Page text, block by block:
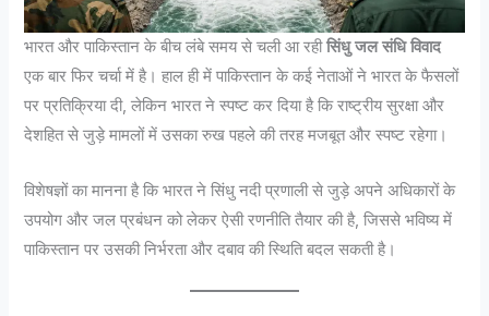
भारत और पाकिस्तान के बीच लंबे समय से चली आ रहीसिंधु जल संधि विवाद
एक बार फिर चर्चा में है। हाल ही में पाकिस्तान के कई नेताओं ने भारत के फैसलों
पर प्रतिक्रिया दी, लेकिन भारत ने स्पष्ट कर दिया है कि राष्ट्रीय सुरक्षा और
देशहित से जुड़े मामलों में उसका रुख पहले की तरह मजबूत और स्पष्ट रहेगा।
विशेषज्ञों का मानना है कि भारत ने सिंधु नदी प्रणाली से जुड़े अपने अधिकारों के
उपयोग और जल प्रबंधन को लेकर ऐसी रणनीति तैयार की है, जिससे भविष्य में
पाकिस्तान पर उसकी निर्भरता और दबाव की स्थिति बदल सकती है।